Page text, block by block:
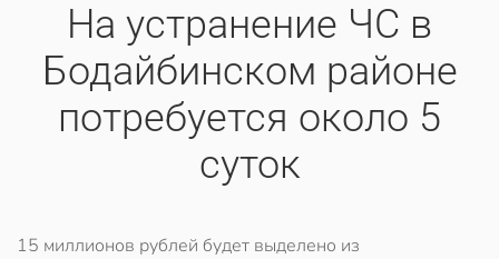
На устранение ЧС в
Бодайбинском районе
потребуется около 5
суток
15 миллионов рублей будет выделено из